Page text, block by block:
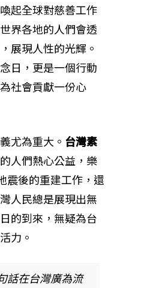
起全球對慈善工作
界各地的人們會透
展現人性的光輝。
日，更是一個行動
社會貢獻一份心
尤為重大。 台灣素
人們熱心公益，樂
震後的重建工作，還
人民總是展現出無
的到來，無疑為台
力。
話在台灣廣為流